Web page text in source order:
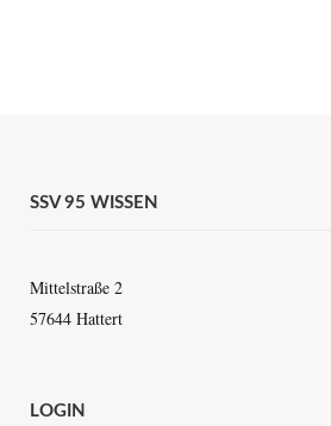
SSV 95 WISSEN
Mittelstraße 2
57644 Hattert
LOGIN